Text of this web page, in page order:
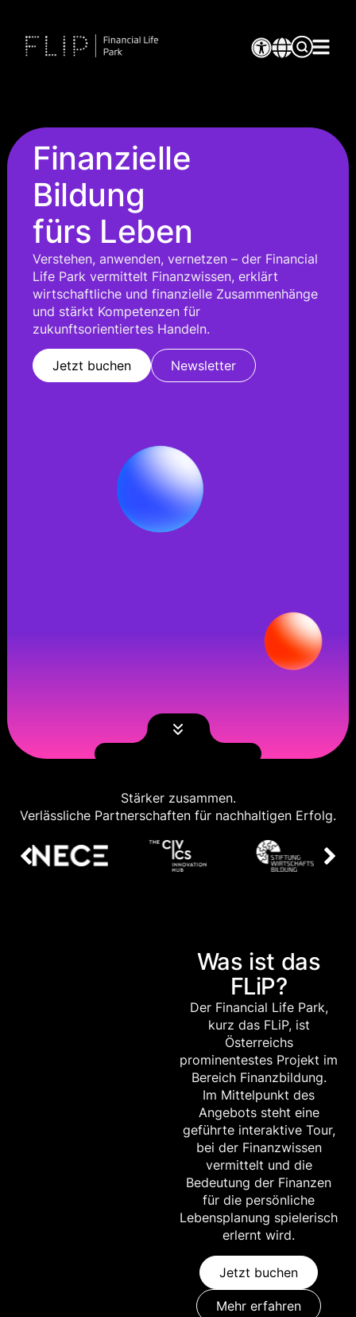
Finanzielle
Bildung
fürs Leben
Verstehen, anwenden, vernetzen – der Financial
Life Park vermittelt Finanzwissen, erklärt
wirtschaftliche und finanzielle Zusammenhänge
und stärkt Kompetenzen für
zukunftsorientiertes Handeln.
Jetzt buchen Newsletter
Stärker zusammen.
Verlässliche Partnerschaften für nachhaltigen Erfolg.
Was ist das
FLiP?
Der Financial Life Park,
kurz das FLiP, ist
Österreichs
prominentestes Projekt im
Bereich Finanzbildung.
Im Mittelpunkt des
Angebots steht eine
geführte interaktive Tour,
bei der Finanzwissen
vermittelt und die
Bedeutung der Finanzen
für die persönliche
Lebensplanung spielerisch
erlernt wird.
Jetzt buchen
Mehr erfahren